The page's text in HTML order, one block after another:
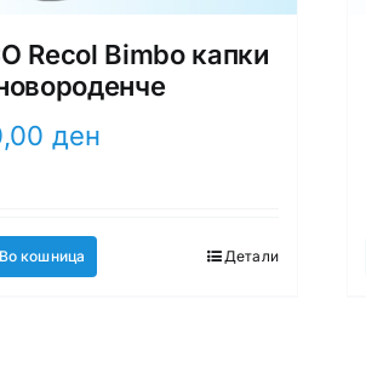
Recol Bimbo капки
ден
Во кошница Детали